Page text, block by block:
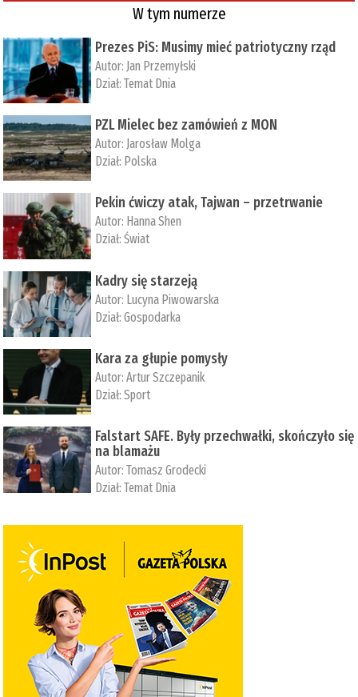
W tym numerze
Prezes PiS: Musimy mieć patriotyczny rząd
Autor: Jan Przemyłski
Dział:Temat Dnia
PZL Mielec bez zamówień z MON
Autor: Jarosław Molga
Dział: Polska
Pekin ćwiczy atak, Tajwan – przetrwanie
Autor: ­Hanna Shen
Dział:Świat
Kadry się starzeją
Autor: Lucyna Piwowarska
Dział:Gospodarka
Kara za głupie pomysły
Autor:Artur Szczepanik
Dział:Sport
Falstart SAFE. Były przechwałki, skończyło się
na blamażu
Autor:Tomasz Grodecki
Dział:Temat Dnia